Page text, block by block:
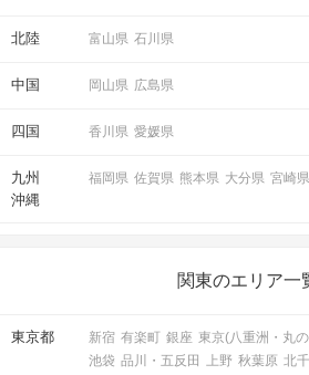
北陸 富山県 石川県
中国 岡山県 広島県
四国 香川県 愛媛県
九州
沖縄
福岡県 佐賀県 熊本県 大分県 宮崎県
関東のエリア一
東京都 新宿 有楽町 銀座 東京(八重洲・丸
池袋 品川・五反田 上野 秋葉原 北